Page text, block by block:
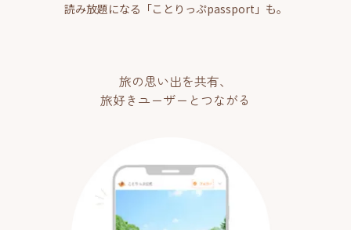
読み放題になる「ことりっぷpassport」も。
旅の思い出を共有、
旅好きユーザーとつながる